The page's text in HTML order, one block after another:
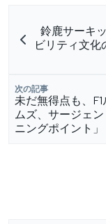
鈴鹿サーキ
ビリティ文
次の記事
未だ無得点も、
ムズ、サージェ
ニングポイント」